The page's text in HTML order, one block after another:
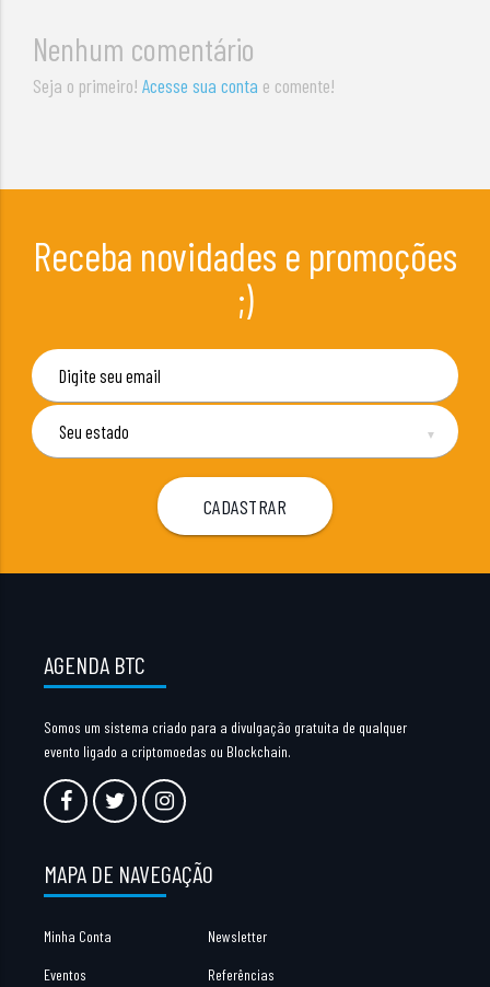
Nenhum comentário
Seja o primeiro!Acesse sua conta e comente!
Receba novidades e promoções
;)
▼
AGENDA BTC
Somos um sistema criado para a divulgação gratuita de qualquer
evento ligado a criptomoedas ou Blockchain.
MAPA DE NAVEGAÇÃO
Minha Conta Newsletter
Eventos Referências